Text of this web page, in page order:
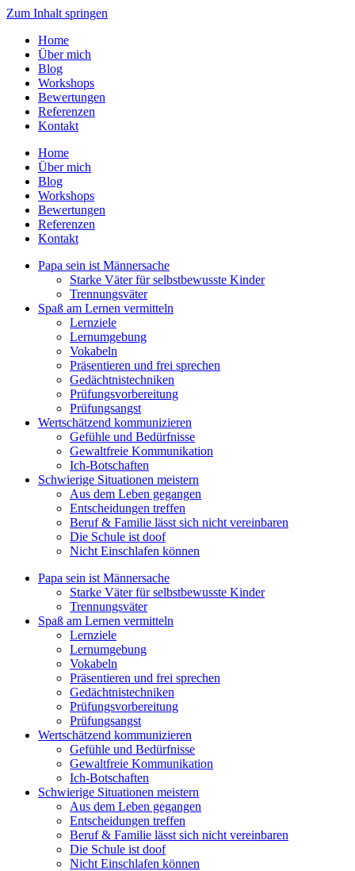
Zum Inhalt springen
Home
Über mich
Blog
Workshops
Bewertungen
Referenzen
Kontakt
Home
Über mich
Blog
Workshops
Bewertungen
Referenzen
Kontakt
Papa sein ist Männersache
Starke Väter für selbstbewusste Kinder
Trennungsväter
Spaß am Lernen vermitteln
Lernziele
Lernumgebung
Vokabeln
Präsentieren und frei sprechen
Gedächtnistechniken
Prüfungsvorbereitung
Prüfungsangst
Wertschätzend kommunizieren
Gefühle und Bedürfnisse
Gewaltfreie Kommunikation
Ich-Botschaften
Schwierige Situationen meistern
Aus dem Leben gegangen
Entscheidungen treffen
Beruf & Familie lässt sich nicht vereinbaren
Die Schule ist doof
Nicht Einschlafen können
Papa sein ist Männersache
Starke Väter für selbstbewusste Kinder
Trennungsväter
Spaß am Lernen vermitteln
Lernziele
Lernumgebung
Vokabeln
Präsentieren und frei sprechen
Gedächtnistechniken
Prüfungsvorbereitung
Prüfungsangst
Wertschätzend kommunizieren
Gefühle und Bedürfnisse
Gewaltfreie Kommunikation
Ich-Botschaften
Schwierige Situationen meistern
Aus dem Leben gegangen
Entscheidungen treffen
Beruf & Familie lässt sich nicht vereinbaren
Die Schule ist doof
Nicht Einschlafen können